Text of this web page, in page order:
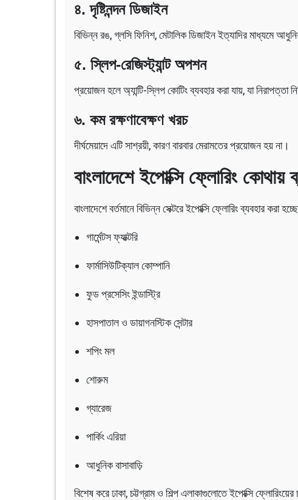
৪. দৃষ্টিনন্দন ডিজাইন
বিভিন্ন রঙ, গ্লসি ফিনিশ, মেটালিক ডিজাইন ইত্যাদির মাধ্যমে
৫. স্লিপ-রেজিস্ট্যান্ট অপশন
প্রয়োজন হলে অ্যান্টি-স্লিপ কোটিং ব্যবহার করা যায়, যা নিরাপত্তা
৬. কম রক্ষণাবেক্ষণ খরচ
দীর্ঘমেয়াদে এটি সাশ্রয়ী, কারণ বারবার মেরামতের প্রয়োজন হয় না।
বাংলাদেশে ইপোক্সি ফ্লোরিং কোথায়
বাংলাদেশে বর্তমানে বিভিন্ন সেক্টরে ইপোক্সি ফ্লোরিং ব্যবহার করা
গার্মেন্টস ফ্যাক্টরি
ফার্মাসিউটিক্যাল কোম্পানি
ফুড প্রসেসিং ইন্ডাস্ট্রি
হাসপাতাল ও ডায়াগনস্টিক সেন্টার
শপিং মল
শোরুম
গ্যারেজ
পার্কিং এরিয়া
আধুনিক বাসাবাড়ি
বিশেষ করে ঢাকা, চট্টগ্রাম ও শিল্প এলাকাগুলোতে ইপোক্সি